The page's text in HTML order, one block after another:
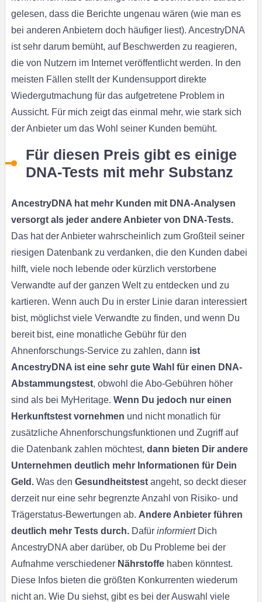
gelesen, dass die Berichte ungenau wären (wie man es
bei anderen Anbietern doch häufiger liest). AncestryDNA
ist sehr darum bemüht, auf Beschwerden zu reagieren,
die von Nutzern im Internet veröffentlicht werden. In den
meisten Fällen stellt der Kundensupport direkte
Wiedergutmachung für das aufgetretene Problem in
Aussicht. Für mich zeigt das einmal mehr, wie stark sich
der Anbieter um das Wohl seiner Kunden bemüht.
Für diesen Preis gibt es einige
DNA-Tests mit mehr Substanz
AncestryDNA hat mehr Kunden mit DNA-Analysen
versorgt als jeder andere Anbieter von DNA-Tests.
Das hat der Anbieter wahrscheinlich zum Großteil seiner
riesigen Datenbank zu verdanken, die den Kunden dabei
hilft, viele noch lebende oder kürzlich verstorbene
Verwandte auf der ganzen Welt zu entdecken und zu
kartieren. Wenn auch Du in erster Linie daran interessiert
bist, möglichst viele Verwandte zu finden, und wenn Du
bereit bist, eine monatliche Gebühr für den
Ahnenforschungs-Service zu zahlen, dann ist
AncestryDNA ist eine sehr gute Wahl für einen DNA-
Abstammungstest, obwohl die Abo-Gebühren höher
sind als bei MyHeritage. Wenn Du jedoch nur einen
Herkunftstest vornehmen und nicht monatlich für
zusätzliche Ahnenforschungsfunktionen und Zugriff auf
die Datenbank zahlen möchtest, dann bieten Dir andere
Unternehmen deutlich mehr Informationen für Dein
Geld.Was den Gesundheitstestangeht, so deckt dieser
derzeit nur eine sehr begrenzte Anzahl von Risiko- und
Trägerstatus-Bewertungen ab. Andere Anbieter führen
deutlich mehr Tests durch.Dafür informiertDich
AncestryDNA aber darüber, ob Du Probleme bei der
Aufnahme verschiedener Nährstoffehaben könntest.
Diese Infos bieten die größten Konkurrenten wiederum
nicht an. Wie Du siehst, gibt es bei der Auswahl viele